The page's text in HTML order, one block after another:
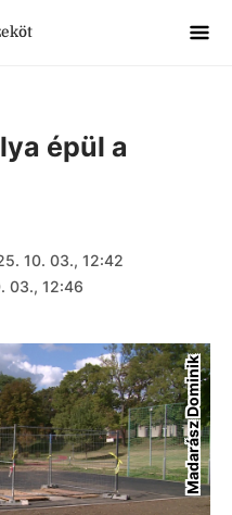
épül a
10. 03., 12:42
03., 12:46
Madarász Dominik